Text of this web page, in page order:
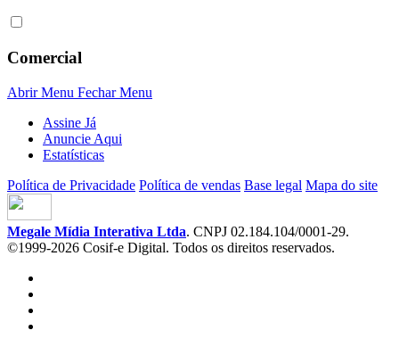
Comercial
Abrir Menu Fechar Menu
Assine Já
Anuncie Aqui
Estatísticas
Política de Privacidade Política de vendas Base legal Mapa do site
Megale Mídia Interativa Ltda. CNPJ 02.184.104/0001-29.
©1999-2026 Cosif-e Digital. Todos os direitos reservados.